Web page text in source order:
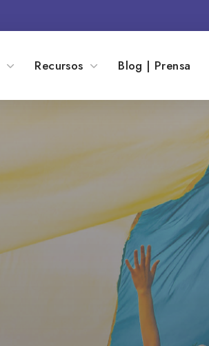
Recursos Blog | Prensa